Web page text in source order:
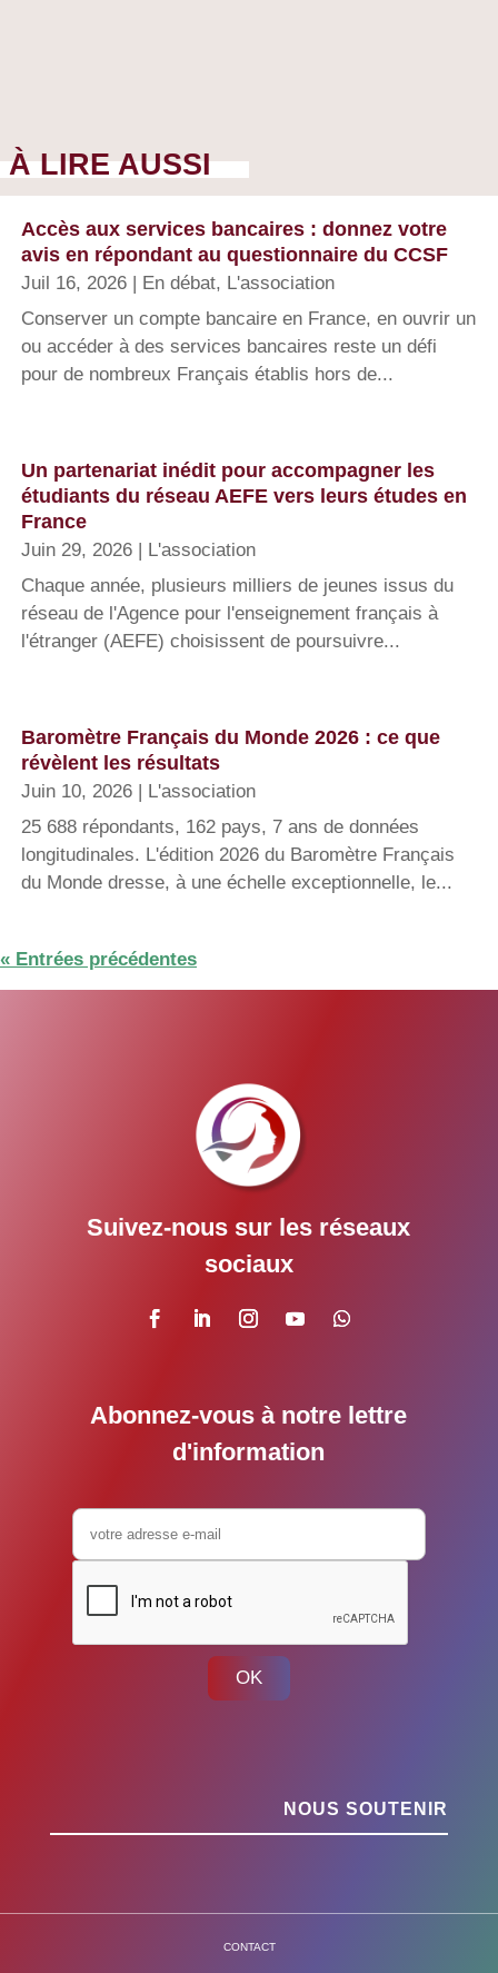
À LIRE AUSSI
Accès aux services bancaires : donnez votre
avis en répondant au questionnaire du CCSF
Juil 16, 2026 En débat, L'association
Conserver un compte bancaire en France, en ouvrir un
ou accéder à des services bancaires reste un défi
pour de nombreux Français établis hors de...
Un partenariat inédit pour accompagner les
étudiants du réseau AEFE vers leurs études en
France
Juin 29, 2026
L'association
Chaque année, plusieurs milliers de jeunes issus du
réseau de l'Agence pour l'enseignement français à
l'étranger (AEFE) choisissent de poursuivre...
Baromètre Français du Monde 2026 : ce que
révèlent les résultats
Juin 10, 2026
L'association
25 688 répondants, 162 pays, 7 ans de données
longitudinales. L'édition 2026 du Baromètre Français
du Monde dresse, à une échelle exceptionnelle, le...
« Entrées précédentes
Suivez-nous sur les réseaux
sociaux
Abonnez-vous à notre lettre
d'information
OK
NOUS SOUTENIR
CONTACT